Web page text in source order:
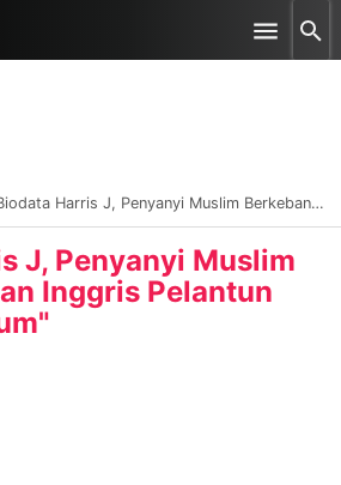
to main content
Harris J, Penyanyi Muslim Berkebangsaan Inggris Pelantun "Salam Alaikum"
J, Penyanyi Muslim
Inggris Pelantun